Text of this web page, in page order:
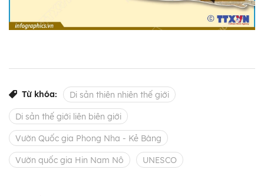
Từ khóa: Di sản thiên nhiên thế giới
Di sản thế giới liên biên giới
Vườn Quốc gia Phong Nha - Kẻ Bàng
Vườn quốc gia Hin Nam Nô UNESCO